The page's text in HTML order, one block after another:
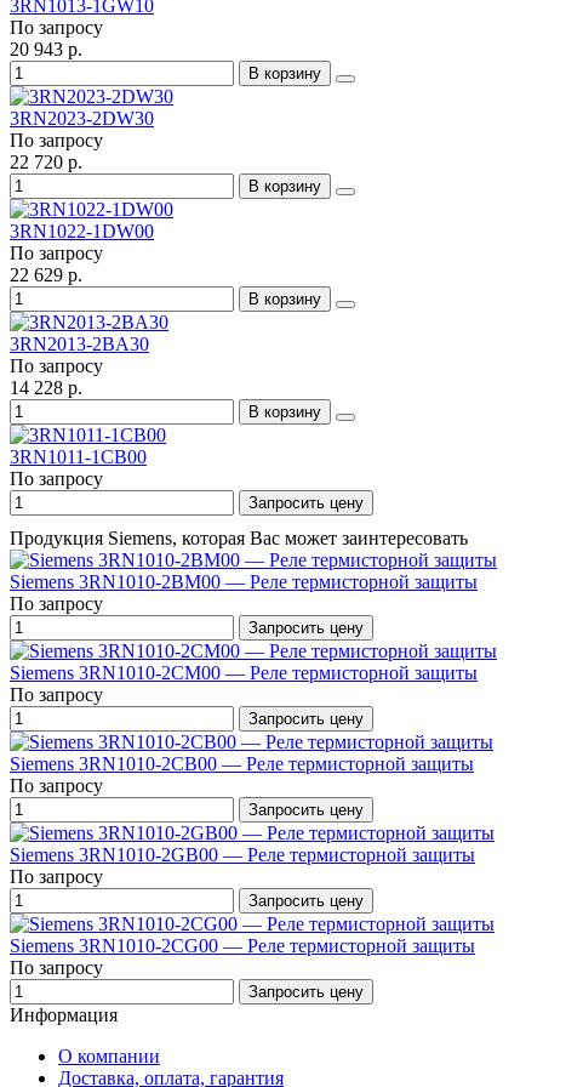
3RN1013-1GW10
По запросу
20 943 р.
В корзину
3RN2023-2DW30
По запросу
22 720 р.
В корзину
3RN1022-1DW00
По запросу
22 629 р.
В корзину
3RN2013-2BA30
По запросу
14 228 р.
В корзину
3RN1011-1CB00
По запросу
Запросить цену
Продукция Siemens, которая Вас может заинтересовать
Siemens 3RN1010-2BM00 — Реле термисторной защиты
По запросу
Запросить цену
Siemens 3RN1010-2CM00 — Реле термисторной защиты
По запросу
Запросить цену
Siemens 3RN1010-2CB00 — Реле термисторной защиты
По запросу
Запросить цену
Siemens 3RN1010-2GB00 — Реле термисторной защиты
По запросу
Запросить цену
Siemens 3RN1010-2CG00 — Реле термисторной защиты
По запросу
Запросить цену
Информация
О компании
Доставка, оплата, гарантия